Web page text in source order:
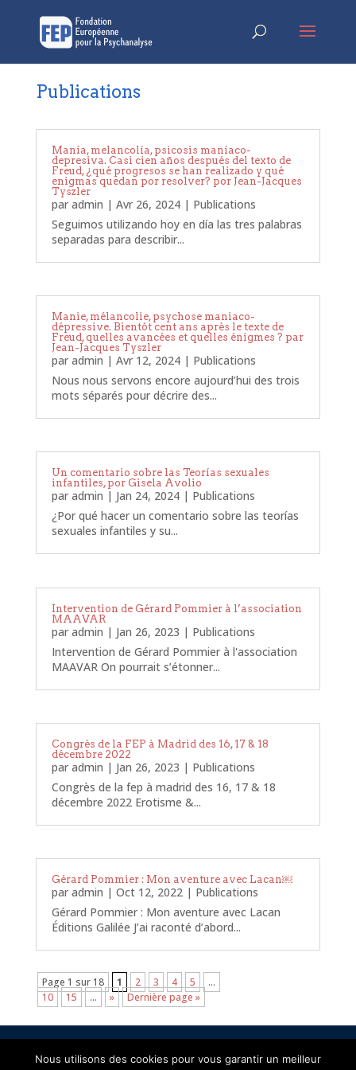
Publications
Manía, melancolía, psicosis maníaco-
depresiva. Casi cien años después del texto de
Freud, ¿qué progresos se han realizado y qué
enigmas quedan por resolver? por Jean-Jacques
Tyszler
par admin | Avr 26, 2024| Publications
Seguimos utilizando hoy en día las tres palabras
separadas para describir...
Manie, mélancolie, psychose maniaco-
dépressive. Bientôt cent ans après le texte de
Freud, quelles avancées et quelles énigmes ? par
Jean-Jacques Tyszler
par admin | Avr 12, 2024| Publications
Nous nous servons encore aujourd’hui des trois
mots séparés pour décrire des...
Un comentario sobre las Teorías sexuales
infantiles, por Gisela Avolio
par admin | Jan 24, 2024| Publications
¿Por qué hacer un comentario sobre las teorías
sexuales infantiles y su...
Intervention de Gérard Pommier à l’association
MAAVAR
par admin | Jan 26, 2023 | Publications
Intervention de Gérard Pommier à l'association
MAAVAR On pourrait s’étonner...
Congrès de la FEP à Madrid des 16, 17 & 18
décembre 2022
par admin | Jan 26, 2023 | Publications
Congrès de la fep à madrid des 16, 17 & 18
décembre 2022 Erotisme &...
Gérard Pommier : Mon aventure avec Lacan￼
par admin | Oct 12, 2022| Publications
Gérard Pommier : Mon aventure avec Lacan
Éditions Galilée J’ai raconté d’abord...
Page 1 sur 18 1 2 3 4 5
…
10
15 … » Dernière page »
Politique d’utilisation des cookies
Nous utilisons des cookies pour vous garantir un meilleur